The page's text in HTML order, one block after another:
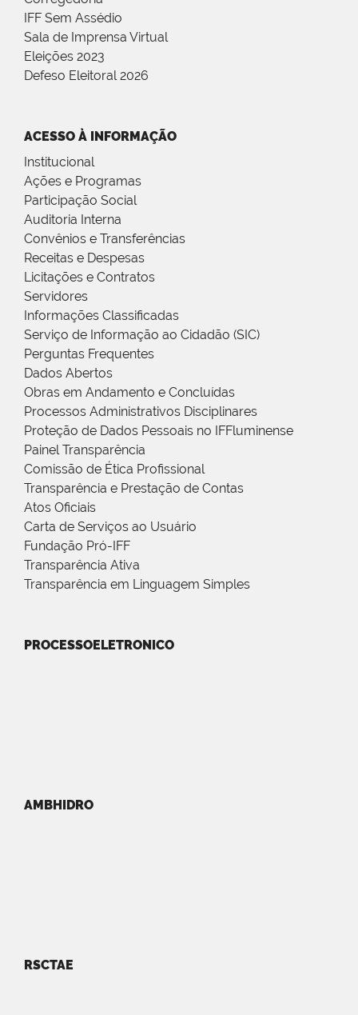
IFF Sem Assédio
Sala de Imprensa Virtual
Eleições 2023
Defeso Eleitoral 2026
ACESSO À INFORMAÇÃO
Institucional
Ações e Programas
Participação Social
Auditoria Interna
Convênios e Transferências
Receitas e Despesas
Licitações e Contratos
Servidores
Informações Classificadas
Serviço de Informação ao Cidadão (SIC)
Perguntas Frequentes
Dados Abertos
Obras em Andamento e Concluídas
Processos Administrativos Disciplinares
Proteção de Dados Pessoais no IFFluminense
Painel Transparência
Comissão de Ética Profissional
Transparência e Prestação de Contas
Atos Oficiais
Carta de Serviços ao Usuário
Fundação Pró-IFF
Transparência Ativa
Transparência em Linguagem Simples
PROCESSOELETRONICO
AMBHIDRO
RSCTAE